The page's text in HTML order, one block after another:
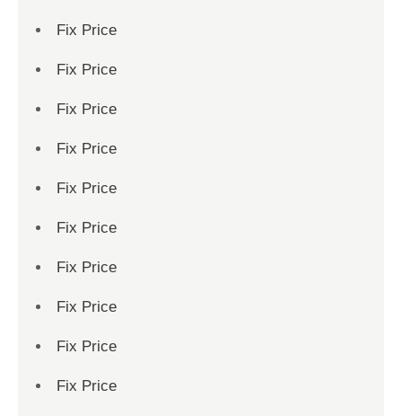
Fix Price
Fix Price
Fix Price
Fix Price
Fix Price
Fix Price
Fix Price
Fix Price
Fix Price
Fix Price